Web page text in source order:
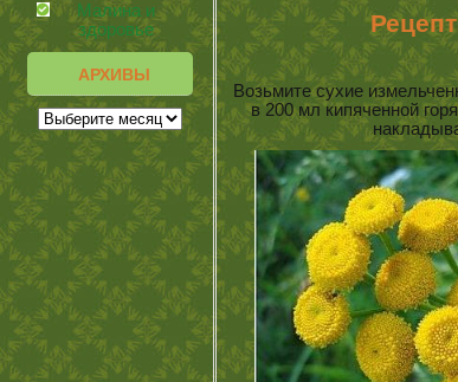
Малина и
здоровье
АРХИВЫ
Возьмите сухие
в 200 мл кипяченной